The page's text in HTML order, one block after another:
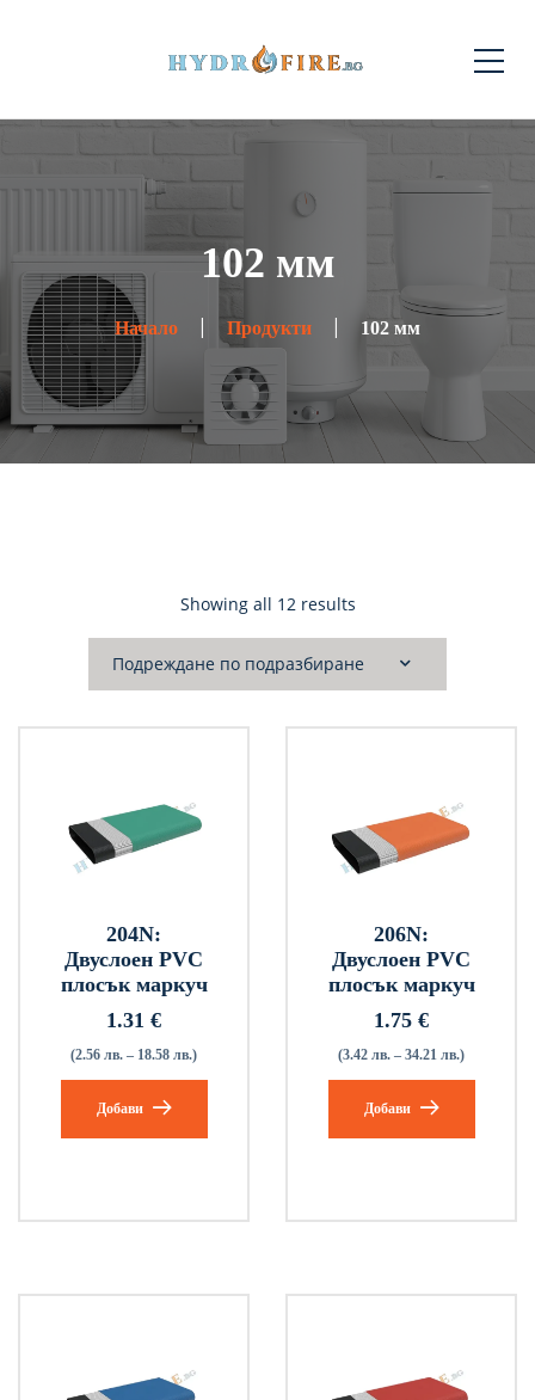
102 мм
Начало Продукти 102 мм
Showing all 12 results
204N:
Двуслоен PVC
плосък маркуч
1.31 €
(2.56 лв. – 18.58 лв.)
Добави
206N:
Двуслоен PVC
плосък маркуч
1.75 €
(3.42 лв. – 34.21 лв.)
Добави